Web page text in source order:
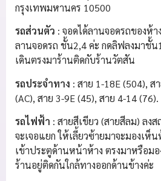
กรุงเทพมหานคร 10500
รถส่วนตัว : จอดได้ลานจอดรถของห้
ลานจอดรถ ชั้น2,4 ค่ะ กดลิฟลงมาชั้น
เดินตรงมาร้านติดกับร้านวัตสัน
รถประจำทาง : สาย 1-18E (504), ส
(AC), สาย 3-9E (45), สาย 4-14 (76).
รถไฟฟ้า : สายสีเขียว (สายสีลม) ลง
จะเจอแยก ให้เลี้ยวซ้ายมาจะมองเห็
เข้าประตูด้านหน้าห้าง ตรงมาหรือม
ร้านอยู่ติดกันใกล้ทางออกด้านข้างค่ะ